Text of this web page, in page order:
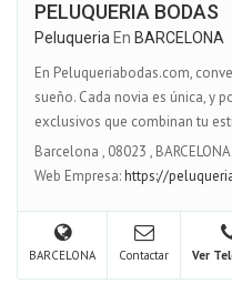
PELUQUERIA BODAS
Peluqueria En BARCELONA
En Peluqueriabodas.com,
sueño. Cada novia es única, y
exclusivos que combinan tu
Barcelona , 08023 , BARCELONA
Web Empresa:https://
BARCELONA Contactar Ver